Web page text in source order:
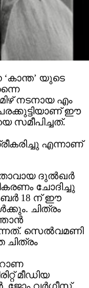
യുടെ
നടനായ എം
ഈ
സമീപിച്ചത്.
എന്നാണ്
ദുല്‍ഖര്‍
ചോദിച്ചു
18 ന് ഈ
ചിത്രം
സെല്‍വമണി
ചിത്രം
മീഡിയ
ജോം വര്‍ഗീസ്,